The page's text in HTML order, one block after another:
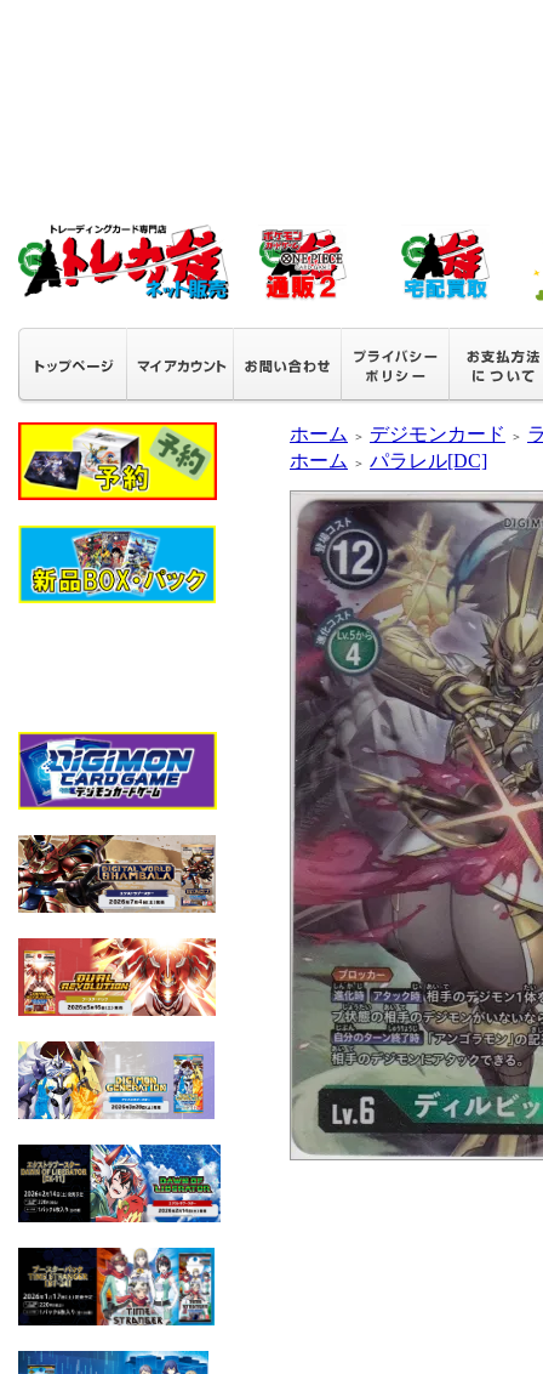
ホーム ＞ デジモンカード ＞
ホーム
＞ パラレル[DC]